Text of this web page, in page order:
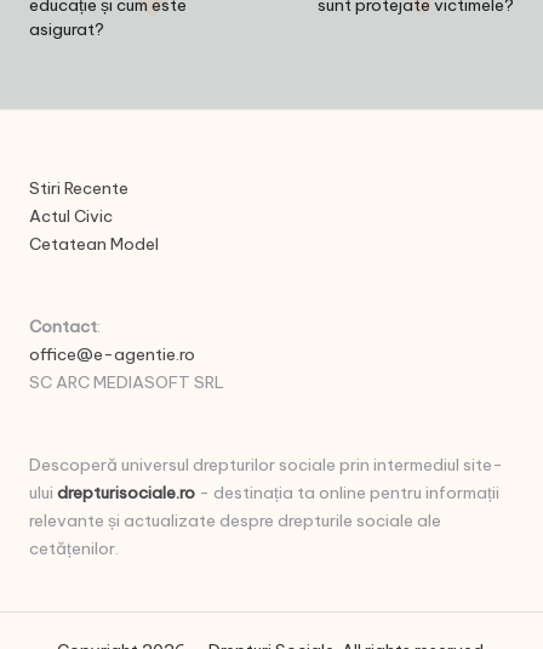
educație și cum este
asigurat?
sunt protejate victimele?
Stiri Recente
Actul Civic
Cetatean Model
Contact:
office@e-agentie.ro
SC ARC MEDIASOFT SRL
Descoperă universul drepturilor sociale prin intermediul site-
ului drepturisociale.ro - destinația ta online pentru informații
relevante și actualizate despre drepturile sociale ale
cetățenilor.